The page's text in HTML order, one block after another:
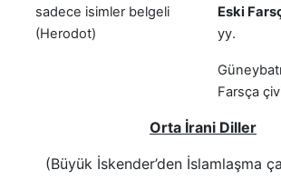
sadece isimler belgeli
(Herodot)
Eski
yy.
Farsça
Orta İrani Diller
(Büyük İskender’den İslamlaşma